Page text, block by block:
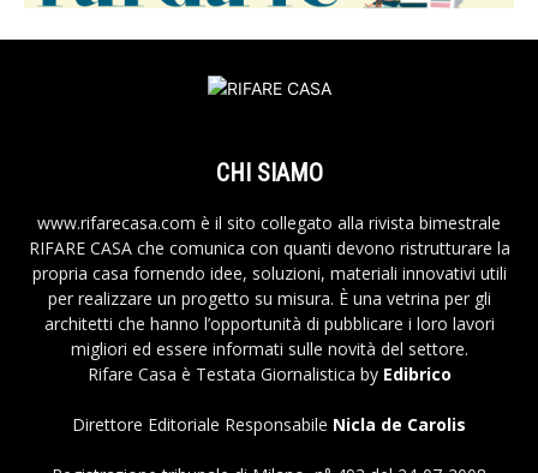
CHI SIAMO
www.rifarecasa.com è il sito collegato alla rivista bimestrale
RIFARE CASA che comunica con quanti devono ristrutturare la
propria casa fornendo idee, soluzioni, materiali innovativi utili
per realizzare un progetto su misura. È una vetrina per gli
architetti che hanno l’opportunità di pubblicare i loro lavori
migliori ed essere informati sulle novità del settore.
Rifare Casa è Testata Giornalistica by Edibrico
Direttore Editoriale Responsabile Nicla de Carolis